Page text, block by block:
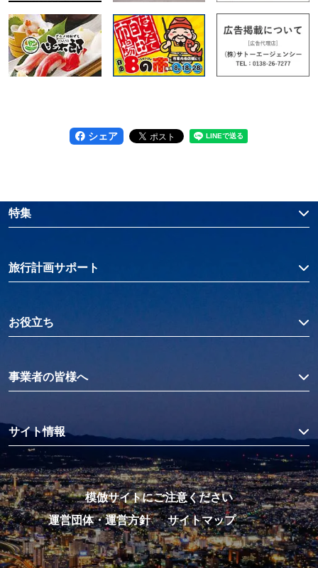
シェア
特集
旅行計画サポート
お役立ち
事業者の皆様へ
サイト情報
模倣サイトにご注意ください
運営団体・運営方針
サイトマップ